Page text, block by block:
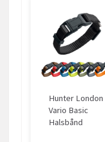
Hunter London
Vario Basic
Halsbånd